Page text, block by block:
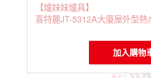
【爐妹妹爐具】
喜特麗JT-5312A大廈屋外型熱
加入購物